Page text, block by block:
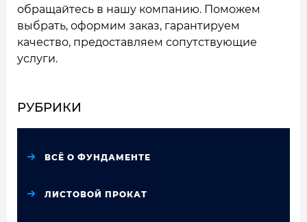
обращайтесь в нашу компанию. Поможем
выбрать, оформим заказ, гарантируем
качество, предоставляем сопутствующие
услуги.
РУБРИКИ
ВСЁ О ФУНДАМЕНТЕ
ЛИСТОВОЙ ПРОКАТ